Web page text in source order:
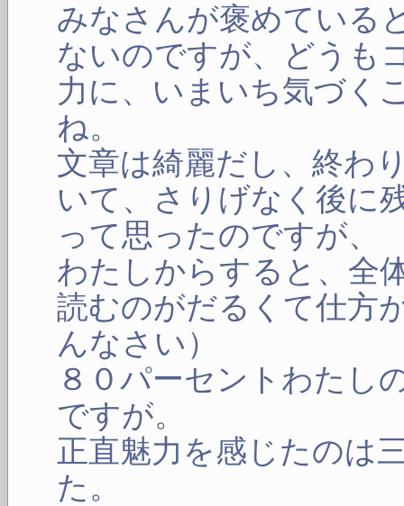
みなさんが褒めている
ないのですが、どうも
力に、いまいち気づく
ね。
文章は綺麗だし、終わ
いて、さりげなく後に
って思ったのですが、
わたしからすると、全
読むのがだるくて仕方
んなさい）
８０パーセントわたし
ですが。
正直魅力を感じたのは
た。